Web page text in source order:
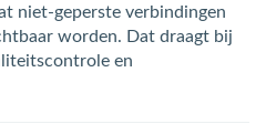
niet-geperste verbindingen
worden. Dat draagt bij
en